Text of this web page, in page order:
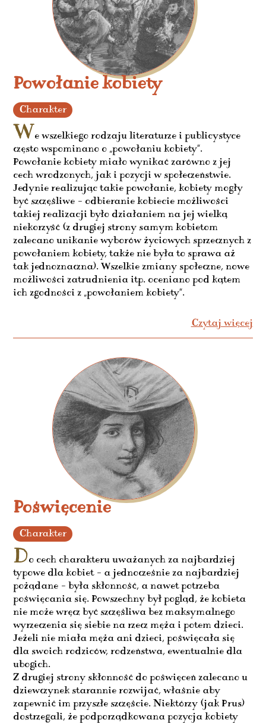
Powołanie kobiety
Charakter
W e wszelkiego rodzaju literaturze i publicystyce
często wspominano o „powołaniu kobiety”.
Powołanie kobiety miało wynikać zarówno z jej
cech wrodzonych, jak i pozycji w społeczeństwie.
Jedynie realizując takie powołanie, kobiety mogły
być szczęśliwe – odbieranie kobiecie możliwości
takiej realizacji było działaniem na jej wielką
niekorzyść (z drugiej strony samym kobietom
zalecano unikanie wyborów życiowych sprzecznych z
powołaniem kobiety, także nie była to sprawa aż
tak jednoznaczna). Wszelkie zmiany społeczne, nowe
możliwości zatrudnienia itp. oceniano pod kątem
ich zgodności z „powołaniem kobiety”.
Czytaj więcej
Poświęcenie
Charakter
Do cech charakteru uważanych za najbardziej
typowe dla kobiet – a jednocześnie za najbardziej
pożądane – była skłonność, a nawet potrzeba
poświęcania się. Powszechny był pogląd, że kobieta
nie może wręcz być szczęśliwa bez maksymalnego
wyrzeczenia się siebie na rzecz męża i potem dzieci.
Jeżeli nie miała męża ani dzieci, poświęcała się
dla swoich rodziców, rodzeństwa, ewentualnie dla
ubogich.
Z drugiej strony skłonność do poświęceń zalecano u
dziewczynek starannie rozwijać, właśnie aby
zapewnić im przyszłe szczęście. Niektórzy (jak Prus)
dostrzegali, że podporządkowana pozycja kobiety